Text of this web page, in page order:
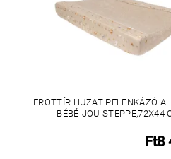
FROTTÍR HUZAT PELENKÁZÓ
BÉBÉ-JOU STEPPE,72X44
Ft8